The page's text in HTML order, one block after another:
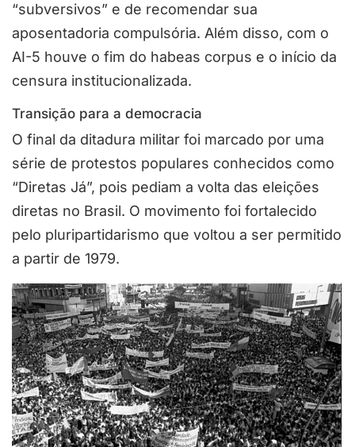
“subversivos” e de recomendar sua
aposentadoria compulsória. Além disso, com o
AI-5 houve o fim do habeas corpus e o início da
censura institucionalizada.
Transição para a democracia
O final da ditadura militar foi marcado por uma
série de protestos populares conhecidos como
“Diretas Já”, pois pediam a volta das eleições
diretas no Brasil. O movimento foi fortalecido
pelo pluripartidarismo que voltou a ser permitido
a partir de 1979.